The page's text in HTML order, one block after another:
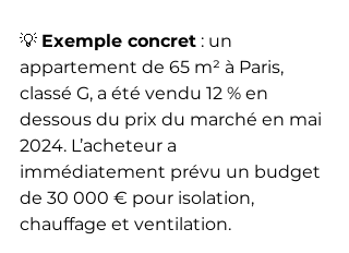
💡 Exemple concret : un
appartement de 65 m² à Paris,
classé G, a été vendu 12 % en
dessous du prix du marché en mai
2024. L’acheteur a
immédiatement prévu un budget
de 30 000 € pour isolation,
chauffage et ventilation.